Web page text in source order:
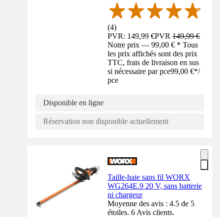
(4)
PVR: 149,99 €PVR149,99 €
Notre prix — 99,00 € * Tous
les prix affichés sont des prix
TTC, frais de livraison en sus
si nécessaire par pce99,00 €*/
pce
Disponible en ligne
Réservation non disponible actuellement
Taille-haie sans fil WORX
WG264E.9 20 V, sans batterie
ni chargeur
Moyenne des avis : 4.5 de 5
étoiles. 6 Avis clients.